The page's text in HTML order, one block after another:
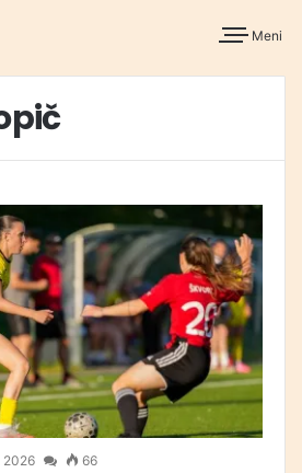
Meni
2026 66